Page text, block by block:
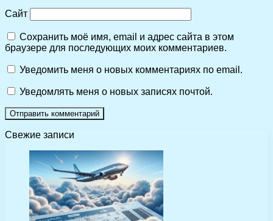
Сайт
Сохранить моё имя, email и адрес сайта в этом
браузере для последующих моих комментариев.
Уведомить меня о новых комментариях по email.
Уведомлять меня о новых записях почтой.
Свежие записи